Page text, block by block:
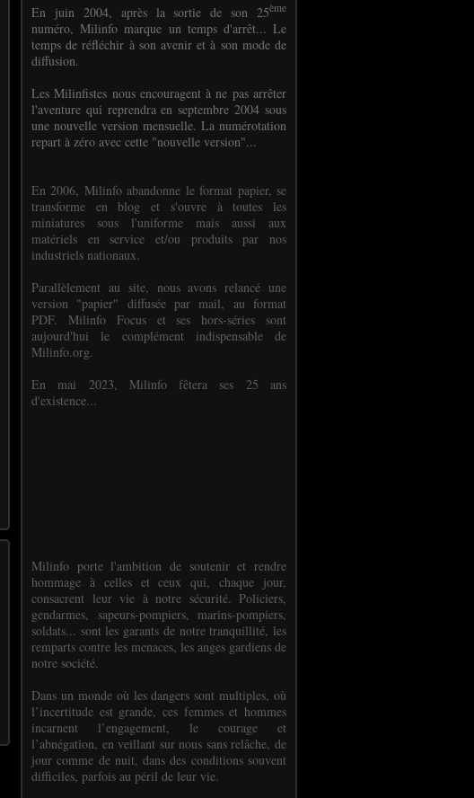
En juin 2004, après la sortie de son 25ème
numéro, Milinfo marque un temps d'arrêt... Le
temps de réfléchir à son avenir et à son mode de
diffusion.
Les Milinfistes nous encouragent à ne pas arrêter
l'aventure qui reprendra en septembre 2004 sous
une nouvelle version mensuelle. La numérotation
repart à zéro avec cette "nouvelle version"...
En 2006, Milinfo abandonne le format papier, se
transforme en blog et s'ouvre à toutes les
miniatures sous l'uniforme mais aussi aux
matériels en service et/ou produits par nos
industriels nationaux.
Parallèlement au site, nous avons relancé une
version "papier" diffusée par mail, au format
PDF. Milinfo Focus et ses hors-séries sont
aujourd'hui le complément indispensable de
Milinfo.org.
En mai 2023, Milinfo fêtera ses 25 ans
d'existence...
Milinfo porte l'ambition de soutenir et rendre
hommage à celles et ceux qui, chaque jour,
consacrent leur vie à notre sécurité. Policiers,
gendarmes, sapeurs-pompiers, marins-pompiers,
soldats... sont les garants de notre tranquillité, les
remparts contre les menaces, les anges gardiens de
notre société.
Dans un monde où les dangers sont multiples, où
l’incertitude est grande, ces femmes et hommes
incarnent l’engagement, le courage et
l’abnégation, en veillant sur nous sans relâche, de
jour comme de nuit, dans des conditions souvent
difficiles, parfois au péril de leur vie.